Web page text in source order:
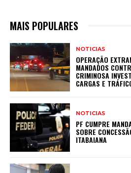
MAIS POPULARES
NOTICIAS
OPERAÇÃO
MANDADOS
CRIMINOSA
CARGAS E
NOTICIAS
PF CUMPRE
SOBRE
ITABAIANA